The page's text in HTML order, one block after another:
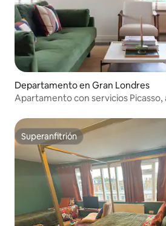
Departamento en Gran Londres
Apartamento con servicios
Superanfitrión
Superanfitrión